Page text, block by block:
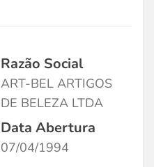
Razão Social
ART-BEL ARTIGOS
DE BELEZA LTDA
Data Abertura
07/04/1994